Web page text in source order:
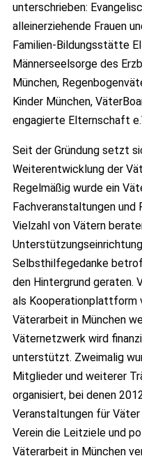
unterschrieben:
alleinerziehende Frauen
Familien-Bildungsstätte
Männerseelsorge des
München,
Kinder München,
engagierte Elternschaft
Seit der Gründung setzt
Weiterentwicklung der
Regelmäßig wurde ein
Fachveranstaltungen und
Vielzahl von Vätern
Selbsthilfegedanke
den Hintergrund geraten.
als Kooperationplattform
Väterarbeit in München
Väternetzwerk wird
unterstützt. Zweimalig
Mitglieder und weiterer
organisiert, bei denen
Veranstaltungen für
Verein die Leitziele und
Väterarbeit in München